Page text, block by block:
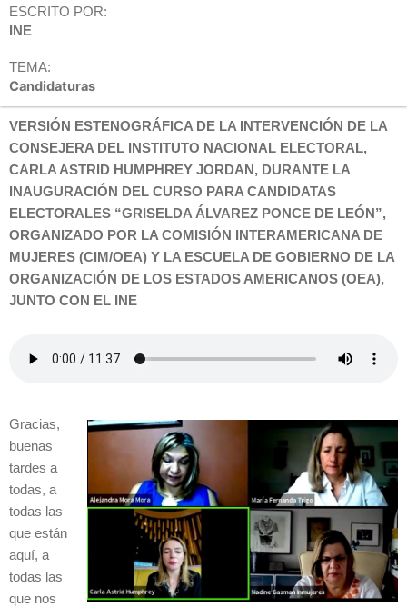
ESCRITO POR:
INE
TEMA:
Candidaturas
VERSIÓN ESTENOGRÁFICA DE LA INTERVENCIÓN DE LA
CONSEJERA DEL INSTITUTO NACIONAL ELECTORAL,
CARLA ASTRID HUMPHREY JORDAN, DURANTE LA
INAUGURACIÓN DEL CURSO PARA CANDIDATAS
ELECTORALES “GRISELDA ÁLVAREZ PONCE DE LEÓN”,
ORGANIZADO POR LA COMISIÓN INTERAMERICANA DE
MUJERES (CIM/OEA) Y LA ESCUELA DE GOBIERNO DE LA
ORGANIZACIÓN DE LOS ESTADOS AMERICANOS (OEA),
JUNTO CON EL INE
Gracias,
buenas
tardes a
todas, a
todas las
que están
aquí, a
todas las
que nos